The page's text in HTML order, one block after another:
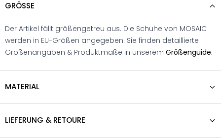
GRÖSSE
Der Artikel fällt größengetreu aus. Die Schuhe von MOSAIC
werden in EU-Größen angegeben. Sie finden detaillierte
Größenangaben & Produktmaße in unserem Größenguide.
MATERIAL
LIEFERUNG & RETOURE